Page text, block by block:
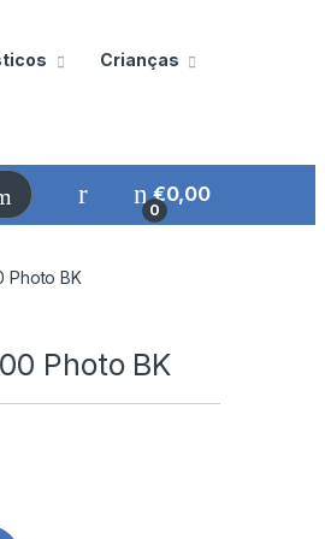
Crianças
0
€0,00
Photo BK
Photo BK